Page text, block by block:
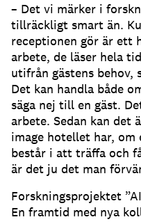
– Det vi märker i
tillräckligt smart än.
receptionen gör är ett
arbete, de läser hela
utifrån gästens
Det kan handla både
säga nej till en gäst.
arbete. Sedan kan det
image hotellet har, om
består i att träffa och
är det ju det man
Forskningsprojektet
En framtid med nya